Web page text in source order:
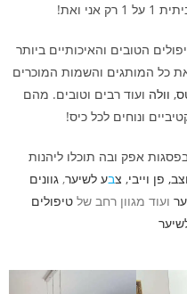
אני ואת!
הטובים והאיכותיים ביותר
כל המותגים והשמות המוכרים
, וולה ועוד רבים וטובים. מהם
ונוחים לכל כיס!
אפק ובה תוכלו ליהנות
, פן וייבי, צבע לשיער, גוונים
ועוד מגוון רחב שלטיפולים